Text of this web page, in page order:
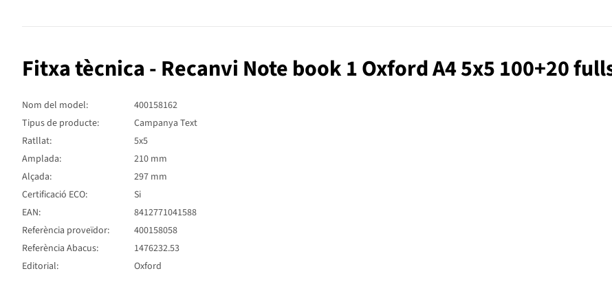
Fitxa tècnica - Recanvi Note book 1 Oxford A4 5x5 100+20
Nom del model:
400158162
Tipus de producte:
Campanya Text
Ratllat:
5x5
Amplada:
210 mm
Alçada:
297 mm
Certificació ECO:
Si
EAN:
8412771041588
Referència proveïdor:
400158058
Referència Abacus:
1476232.53
Editorial:
Oxford